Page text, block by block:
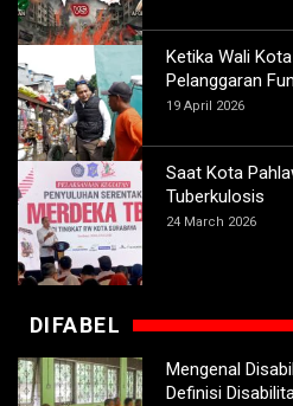
Ketika Wali
Pelanggaran
19 April 2026
Saat Kota
Tuberkulosis
24 March 2026
DIFABEL
Mengenal
Definisi